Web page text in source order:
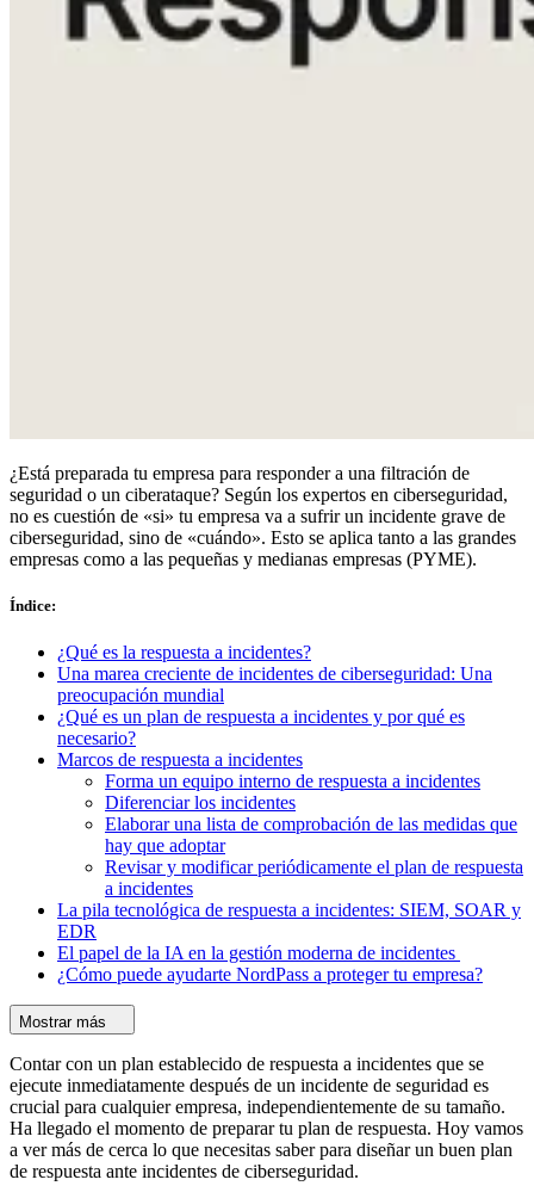
Cumplimiento
¿Está preparada tu empresa para responder a una filtración de
seguridad o un ciberataque? Según los expertos en ciberseguridad,
no es cuestión de «si» tu empresa va a sufrir un incidente grave de
ciberseguridad, sino de «cuándo». Esto se aplica tanto a las grandes
empresas como a las pequeñas y medianas empresas (PYME).
Índice:
¿Qué es la respuesta a incidentes?
Una marea creciente de incidentes de ciberseguridad: Una
preocupación mundial
¿Qué es un plan de respuesta a incidentes y por qué es
necesario?
Marcos de respuesta a incidentes
Forma un equipo interno de respuesta a incidentes
Diferenciar los incidentes
Elaborar una lista de comprobación de las medidas que
hay que adoptar
Revisar y modificar periódicamente el plan de respuesta
a incidentes
La pila tecnológica de respuesta a incidentes: SIEM, SOAR y
EDR
El papel de la IA en la gestión moderna de incidentes
¿Cómo puede ayudarte NordPass a proteger tu empresa?
Mostrar más
Contar con un plan establecido de respuesta a incidentes que se
ejecute inmediatamente después de un incidente de seguridad es
crucial para cualquier empresa, independientemente de su tamaño.
Ha llegado el momento de preparar tu plan de respuesta. Hoy vamos
a ver más de cerca lo que necesitas saber para diseñar un buen plan
de respuesta ante incidentes de ciberseguridad.